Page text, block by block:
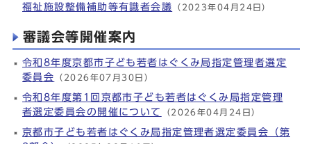
福祉施設整備補助等有識者会議 （2023年04月24日）
審議会等開催案内
令和8年度京都市子ども若者はぐくみ局指定管理者選定
委員会
（2026年07月30日）
令和8年度第1回京都市子ども若者はぐくみ局指定管理
者選定委員会の開催について
（2026年04月24日）
京都市子ども若者はぐくみ局指定管理者選定委員会（第